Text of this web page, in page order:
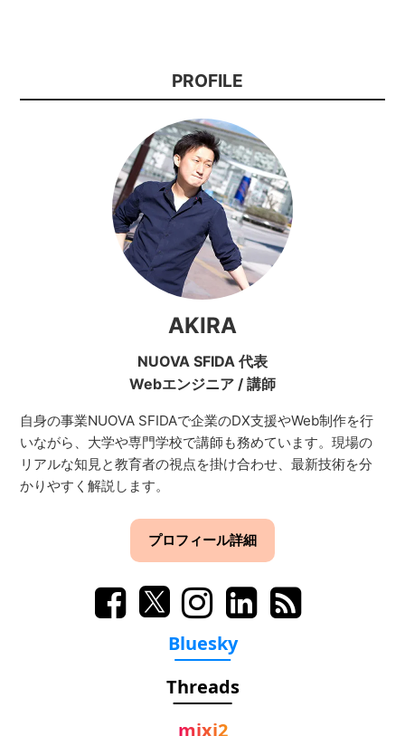
PROFILE
AKIRA
NUOVA SFIDA 代表
Webエンジニア / 講師
自身の事業NUOVA SFIDAで企業のDX支援やWeb制作を行
いながら、大学や専門学校で講師も務めています。現場の
リアルな知見と教育者の視点を掛け合わせ、最新技術を分
かりやすく解説します。
プロフィール詳細
Bluesky
Threads
mixi2